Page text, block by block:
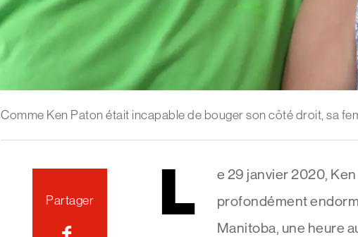
Comme Ken Paton était incapable de bouger son côté droit, sa
Partager L
e 29 janvier 2020,
profondément
Manitoba, une heure